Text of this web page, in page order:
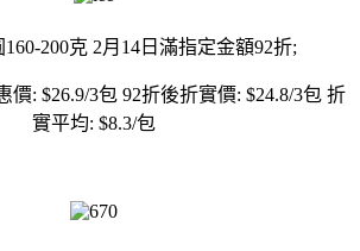
200克 2月14日滿指定金額92折;
價: $26.9/3包 92折後折實價: $24.8/3包 折
實平均: $8.3/包